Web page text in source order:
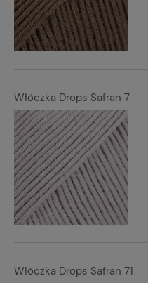
Włóczka Drops Safran 7
Włóczka Drops Safran 71